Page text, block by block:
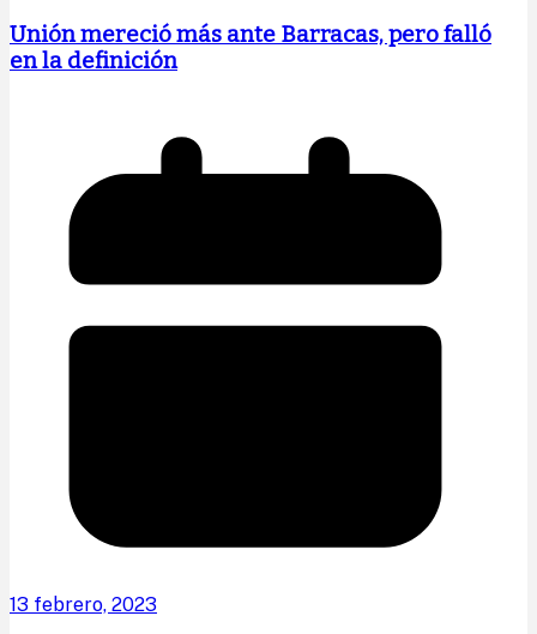
Unión mereció más ante Barracas, pero falló
en la definición
13 febrero, 2023